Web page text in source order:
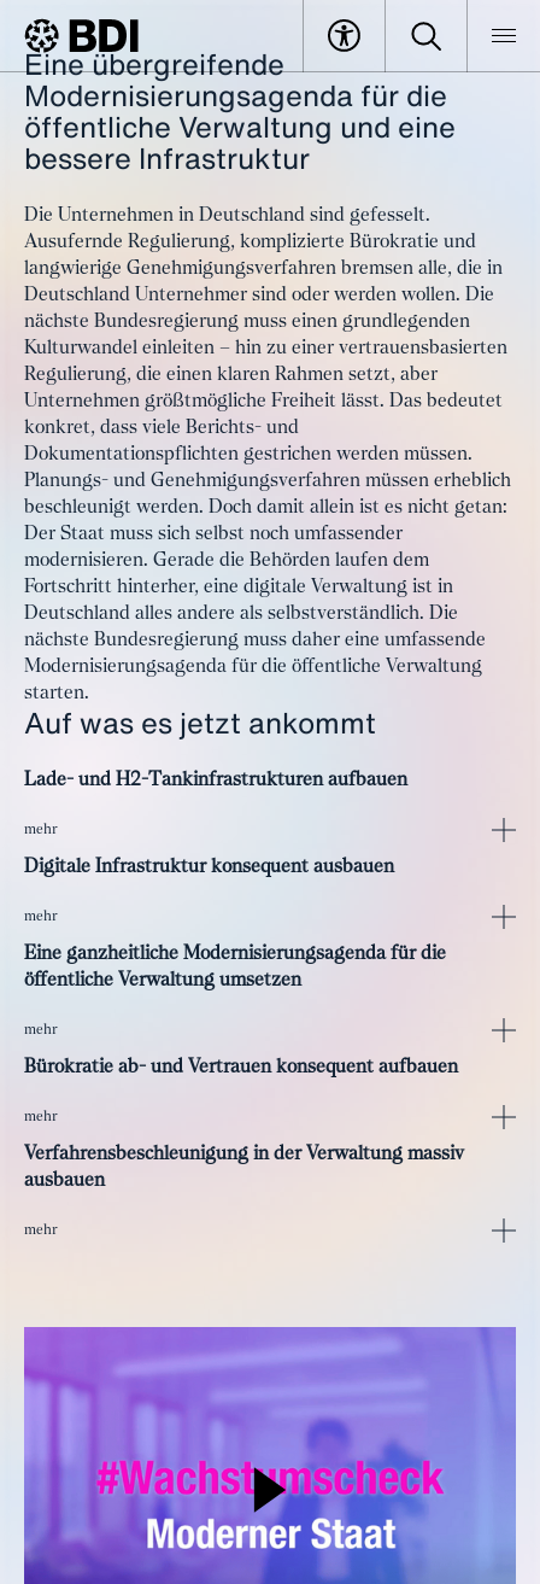
BDI Specials Wachstum Wählen
BTW25 | Den Staat modernisieren
#WachstumWählen: Den Staat
modernisieren
Eine übergreifende
Modernisierungsagenda für die
öffentliche Verwaltung und eine
bessere Infrastruktur
Die Unternehmen in Deutschland sind gefesselt.
Ausufernde Regulierung, komplizierte Bürokratie und
langwierige Genehmigungsverfahren bremsen alle, die in
Deutschland Unternehmer sind oder werden wollen. Die
nächste Bundesregierung muss einen grundlegenden
Kulturwandel einleiten – hin zu einer vertrauensbasierten
Regulierung, die einen klaren Rahmen setzt, aber
Unternehmen größtmögliche Freiheit lässt. Das bedeutet
konkret, dass viele Berichts- und
Dokumentationspflichten gestrichen werden müssen.
Planungs- und Genehmigungsverfahren müssen erheblich
beschleunigt werden. Doch damit allein ist es nicht getan:
Der Staat muss sich selbst noch umfassender
modernisieren. Gerade die Behörden laufen dem
Fortschritt hinterher, eine digitale Verwaltung ist in
Deutschland alles andere als selbstverständlich. Die
nächste Bundesregierung muss daher eine umfassende
Modernisierungsagenda für die öffentliche Verwaltung
starten.
Auf was es jetzt ankommt
Lade- und H2-Tankinfrastrukturen aufbauen
mehr
Digitale Infrastruktur konsequent ausbauen
mehr
Eine ganzheitliche Modernisierungsagenda für die
öffentliche Verwaltung umsetzen
mehr
Bürokratie ab- und Vertrauen konsequent aufbauen
mehr
Verfahrensbeschleunigung in der Verwaltung massiv
ausbauen
mehr